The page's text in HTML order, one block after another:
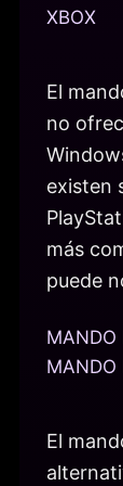
XBOX
El
no
existen
más
puede
MANDO
MANDO
El